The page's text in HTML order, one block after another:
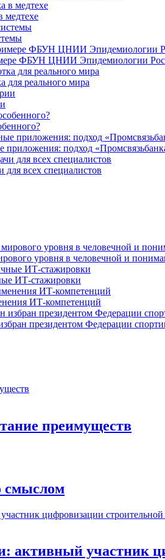
медтехе
ФБУН ЦНИИ Эпидемиологии
для реального мира
подход
всех специалистов
уровня в человечной и
ИТ‑стажировки
ИТ-компетенций
президентом Федерации
преимуществ
активный участник